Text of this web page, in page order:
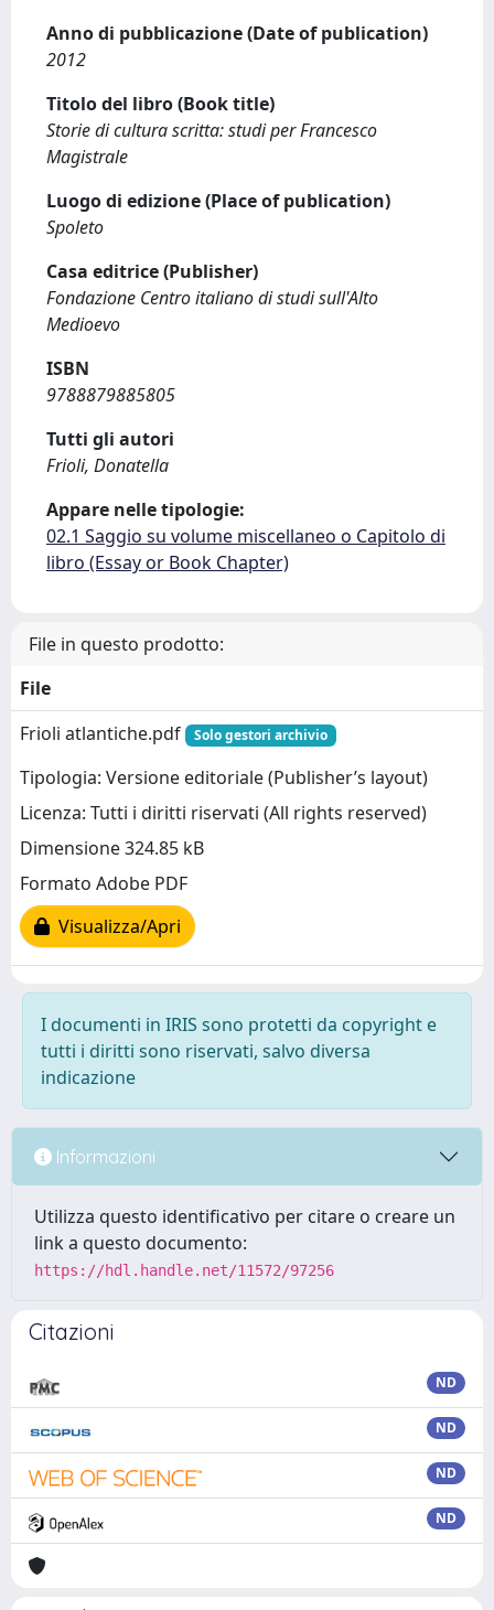
Anno di pubblicazione (Date of publication)
2012
Titolo del libro (Book title)
Storie di cultura scritta: studi per Francesco
Magistrale
Luogo di edizione (Place of publication)
Spoleto
Casa editrice (Publisher)
Fondazione Centro italiano di studi sull'Alto
Medioevo
ISBN
9788879885805
Tutti gli autori
Frioli, Donatella
Appare nelle tipologie:
02.1 Saggio su volume miscellaneo o Capitolo di
libro (Essay or Book Chapter)
File in questo prodotto:
File
Frioli atlantiche.pdf
Solo gestori archivio
Tipologia: Versione editoriale (Publisher’s layout)
Licenza: Tutti i diritti riservati (All rights reserved)
Dimensione 324.85 kB
Formato Adobe PDF
Visualizza/Apri
I documenti in IRIS sono protetti da copyright e
tutti i diritti sono riservati, salvo diversa
indicazione
Informazioni
Utilizza questo identificativo per citare o creare un
link a questo documento:
https://hdl.handle.net/11572/97256
Citazioni
ND
ND
ND
ND